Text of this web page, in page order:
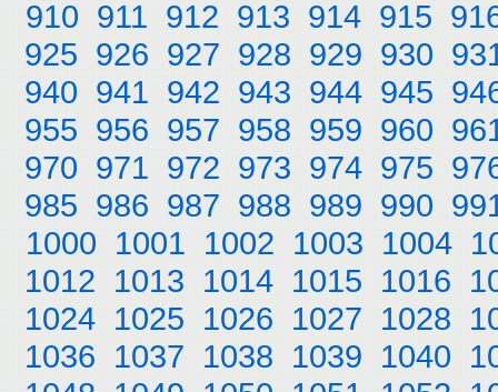
910 911 912 913 914 915
925 926 927 928 929 930
940 941 942 943 944 945
955 956 957 958 959 960
970 971 972 973 974 975
985 986 987 988 989 990
1000 1001 1002 1003 1004
1012 1013 1014 1015 1016
1024 1025 1026 1027 1028
1036 1037 1038 1039 1040